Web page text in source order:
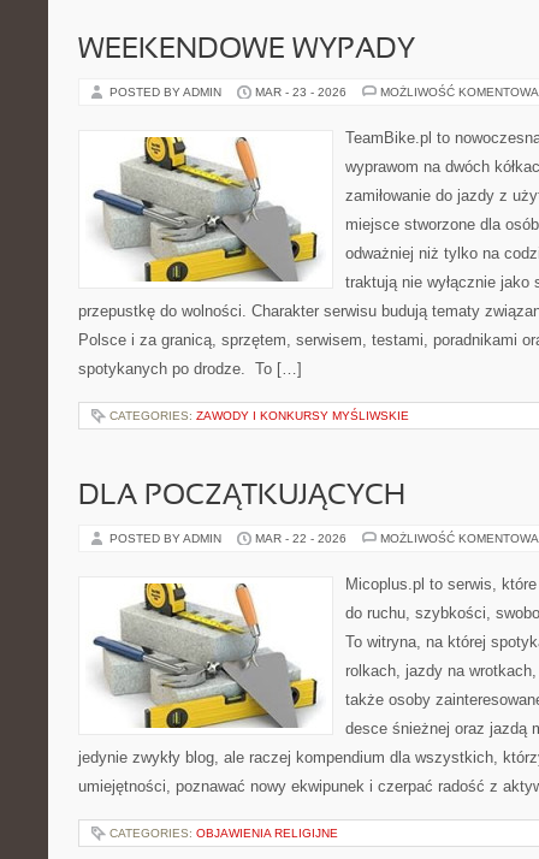
WEEKENDOWE WYPADY
POSTED BY ADMIN MAR - 23 - 2026 MOŻLIWOŚĆ
TeamBike.pl to
wyprawom na dwóch
zamiłowanie do jazdy z
miejsce stworzone dla
odważniej niż tylko na
traktują nie wyłącznie
przepustkę do wolności. Charakter serwisu budują tematy
Polsce i za granicą, sprzętem, serwisem, testami, poradnikami
spotykanych po drodze. To […]
CATEGORIES: ZAWODY I KONKURSY MYŚLIWSKIE
DLA POCZĄTKUJĄCYCH
POSTED BY ADMIN MAR - 22 - 2026 MOŻLIWOŚĆ
Micoplus.pl to serwis,
do ruchu, szybkości,
To witryna, na której
rolkach, jazdy na
także osoby
desce śnieżnej oraz jazdą
jedynie zwykły blog, ale raczej kompendium dla wszystkich,
umiejętności, poznawać nowy ekwipunek i czerpać radość z
CATEGORIES: OBJAWIENIA RELIGIJNE